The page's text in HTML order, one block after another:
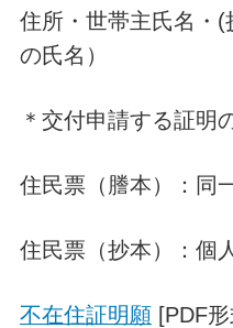
住所・世帯主氏名・
の氏名）
＊交付申請する証明
住民票（謄本）：同
住民票（抄本）：個
不在住証明願[PDF形